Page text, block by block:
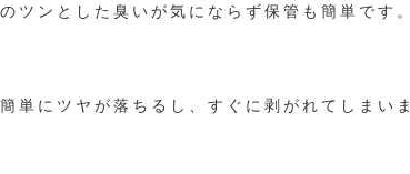
ツンとした臭いが気にならず保管も簡単です。
単にツヤが落ちるし、すぐに剥がれてしまいま